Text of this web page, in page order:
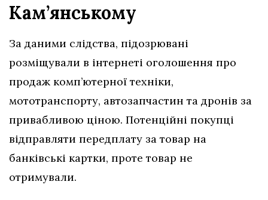
Кам’янському
За даними слідства, підозрювані
розміщували в інтернеті оголошення про
продаж комп’ютерної техніки,
мототранспорту, автозапчастин та дронів за
привабливою ціною. Потенційні покупці
відправляти передплату за товар на
банківські картки, проте товар не
отримували.